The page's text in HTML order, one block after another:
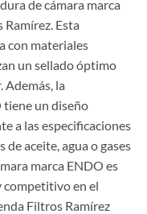
de cámara marca
Esta
con materiales
un sellado óptimo
Además, la
tiene un diseño
a las especificaciones
aceite, agua o gases
marca ENDO es
competitivo en el
Filtros Ramírez